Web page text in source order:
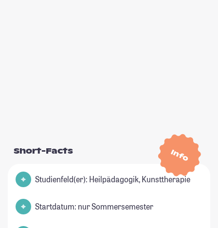
Info
Short-Facts
Studienfeld(er): Heilpädagogik, Kunsttherapie
Startdatum: nur Sommersemester